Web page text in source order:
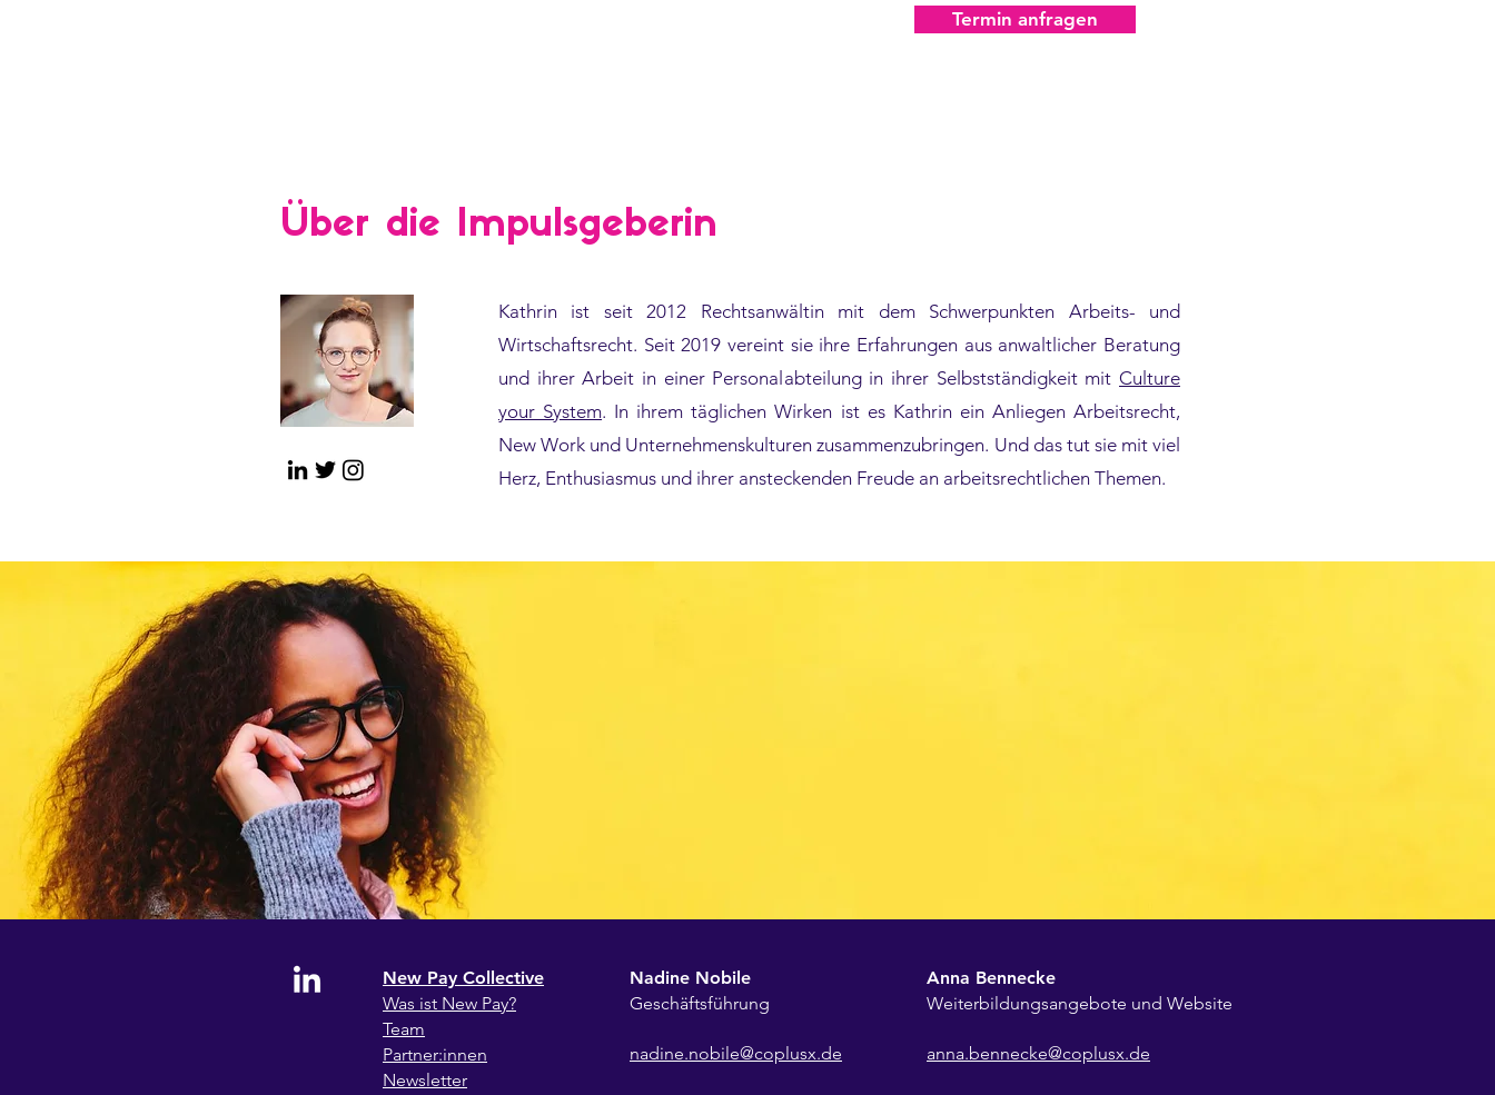
Termin anfragen
Über die Impulsgeberin
Kathrin ist seit 2012 Rechtsanwältin mit dem Schwerpunkten Arbeits- und
Wirtschaftsrecht. Seit 2019 vereint sie ihre Erfahrungen aus anwaltlicher Beratung
und ihrer Arbeit in einer Personalabteilung in ihrer Selbstständigkeit mit Culture
your System. In ihrem täglichen Wirken ist es Kathrin ein Anliegen Arbeitsrecht,
New Work und Unternehmenskulturen zusammenzubringen. Und das tut sie mit viel
Herz, Enthusiasmus und ihrer ansteckenden Freude an arbeitsrechtlichen Themen.
New Pay Collective
Was ist New Pay?
Team
Partner:innen
Newsletter
Nadine Nobile
Geschäftsführung
nadine.nobile@coplusx.de
Anna Bennecke
Weiterbildungsangebote und Website
anna.bennecke@coplusx.de